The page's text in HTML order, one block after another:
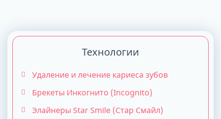
Технологии
Удаление и лечение кариеса зубов
Брекеты Инкогнито (Incognito)
Элайнеры Star Smile (Стар Смайл)